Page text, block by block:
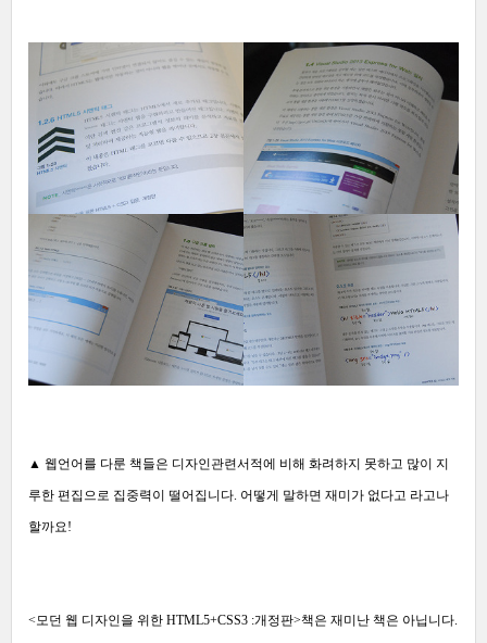
▲ 웹언어를 다룬 책들은 디자인관련서적에 비해 화려하지 못하고 많이 지
루한 편집으로 집중력이 떨어집니다. 어떻게 말하면 재미가 없다고 라고나
할까요!
<모던 웹 디자인을 위한 HTML5+CSS3 :개정판>책은 재미난 책은 아닙니다.